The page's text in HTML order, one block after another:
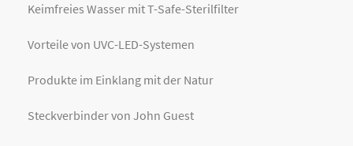
Keimfreies Wasser mit T-Safe-Sterilfilter
Vorteile von UVC-LED-Systemen
Produkte im Einklang mit der Natur
Steckverbinder von John Guest